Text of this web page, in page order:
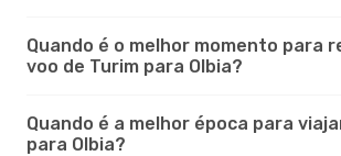
Quando é o melhor momento para
voo de Turim para Olbia?
Quando é a melhor época para
para Olbia?